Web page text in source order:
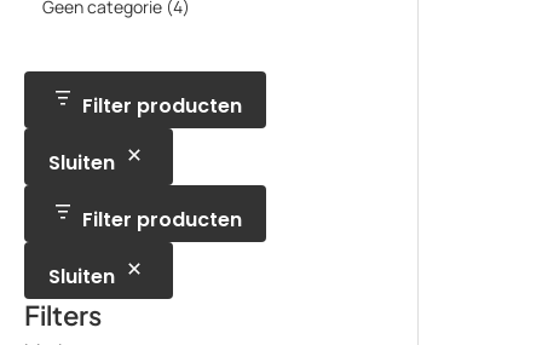
d
t
n
t
o
c
u
Geen categorie 44
p
u
n
Filter producten
Sluiten
Filter producten
Sluiten
Filters